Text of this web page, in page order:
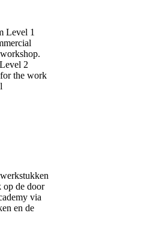
Level 1
2
the work
op de door
via
en de